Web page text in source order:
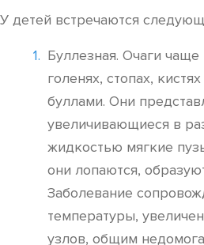
У детей встречаются
Буллезная. Очаги
голенях, стопах,
буллами. Они
увеличивающиеся в
жидкостью мягкие
они лопаются,
Заболевание
температуры,
узлов, общим